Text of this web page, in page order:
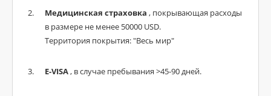
Медицинская страховка , покрывающая расходы
в размере не менее 50000 USD.
Территория покрытия: "Весь мир"
E-VISA, в случае пребывания >45-90 дней.